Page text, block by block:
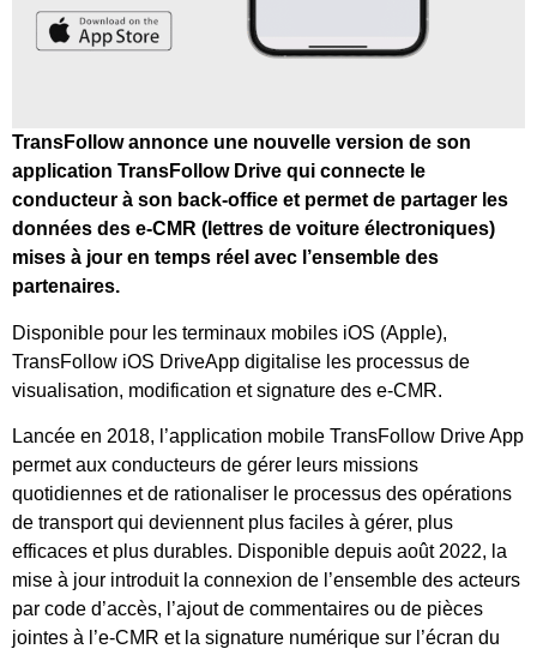
TransFollow annonce une nouvelle version de son
application TransFollow Drive qui connecte le
conducteur à son back-office et permet de partager les
données des e-CMR (lettres de voiture électroniques)
mises à jour en temps réel avec l’ensemble des
partenaires.
Disponible pour les terminaux mobiles iOS (Apple),
TransFollow iOS DriveApp digitalise les processus de
visualisation, modification et signature des e-CMR.
Lancée en 2018, l’application mobile TransFollow Drive App
permet aux conducteurs de gérer leurs missions
quotidiennes et de rationaliser le processus des opérations
de transport qui deviennent plus faciles à gérer, plus
efficaces et plus durables. Disponible depuis août 2022, la
mise à jour introduit la connexion de l’ensemble des acteurs
par code d’accès, l’ajout de commentaires ou de pièces
jointes à l’e-CMR et la signature numérique sur l’écran du